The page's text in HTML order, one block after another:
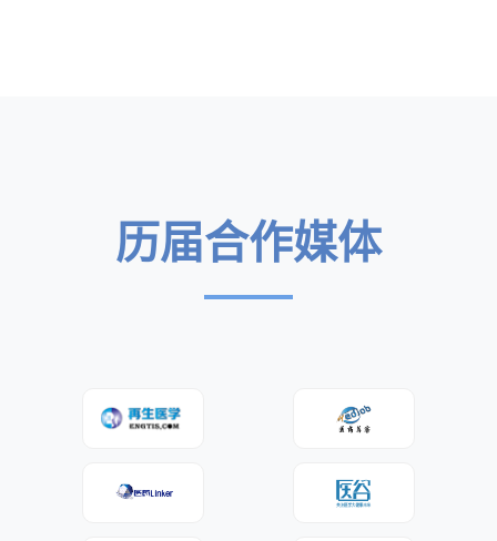
历届合作媒体